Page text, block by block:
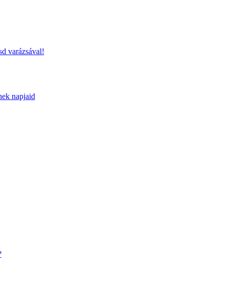
varázsával!
napjaid